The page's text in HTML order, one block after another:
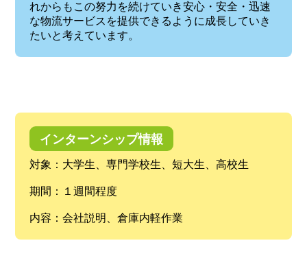
れからもこの努力を続けていき安心・安全・迅速
な物流サービスを提供できるように成長していき
たいと考えています。
インターンシップ情報
対象：大学生、専門学校生、短大生、高校生
期間：１週間程度
内容：会社説明、倉庫内軽作業